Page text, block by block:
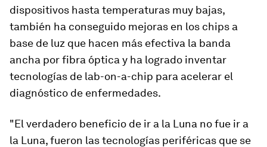
dispositivos hasta temperaturas muy bajas,
también ha conseguido mejoras en los chips a
base de luz que hacen más efectiva la banda
ancha por fibra óptica y ha logrado inventar
tecnologías de lab-on-a-chip para acelerar el
diagnóstico de enfermedades.
"El verdadero beneficio de ir a la Luna no fue ir a
la Luna, fueron lastecnologías periféricas que se